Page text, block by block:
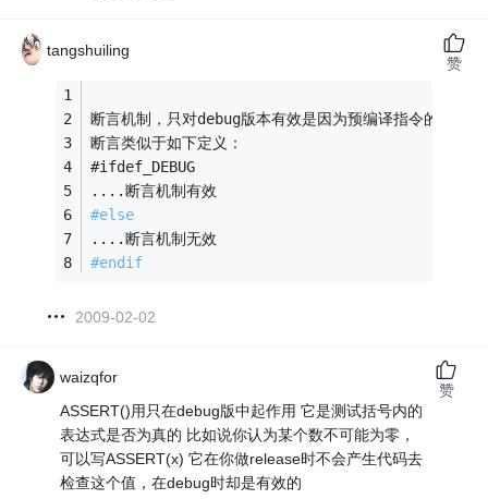
tangshuiling
断言机制，只对debug版本有效是因为预编译指令的干涉
断言类似于如下定义：
#ifdef_DEBUG
....断言机制有效
#else
....断言机制无效
#endif
2009-02-02
赞
waizqfor
ASSERT()用只在debug版中起作用 它是测试括号内的
表达式是否为真的 比如说你认为某个数不可能为零，
可以写ASSERT(x) 它在你做release时不会产生代码去
检查这个值，在debug时却是有效的
赞